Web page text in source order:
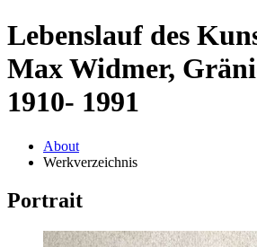
Lebenslauf des
Max Widmer,
1910- 1991
About
Werkverzeichnis
Portrait